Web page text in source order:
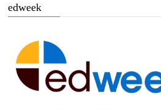
edweek